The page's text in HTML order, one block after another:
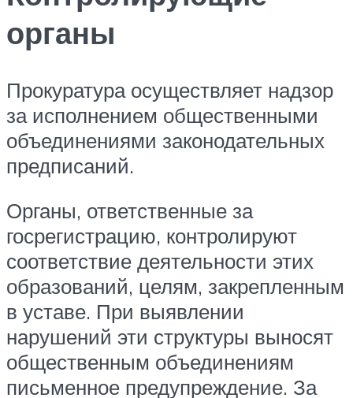
органы
Прокуратура осуществляет надзор
за исполнением общественными
объединениями законодательных
предписаний.
Органы, ответственные за
госрегистрацию, контролируют
соответствие деятельности этих
образований, целям, закрепленным
в уставе. При выявлении
нарушений эти структуры выносят
общественным объединениям
письменное предупреждение. За